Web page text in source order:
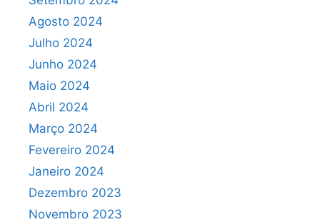
Agosto 2024
Julho 2024
Junho 2024
Maio 2024
Abril 2024
Março 2024
Fevereiro 2024
Janeiro 2024
Dezembro 2023
Novembro 2023